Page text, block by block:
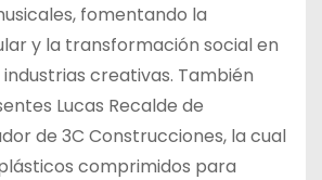
fomentando la
y la transformación social en
creativas. También
Lucas Recalde de
de 3C Construcciones, la cual
comprimidos para